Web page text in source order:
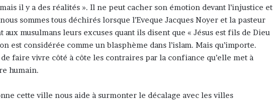
il y a des réalités ». Il ne peut cacher son émotion devant l’injustice et
sommes tous déchirés lorsque l’Eveque Jacques Noyer et la pasteur
musulmans leurs excuses quant ils disent que « Jésus est fils de Dieu
est considérée comme un blasphème dans l’islam. Mais qu’importe.
faire vivre côté à côte les contraires par la confiance qu’elle met à
humain.
cette ville nous aide à surmonter le décalage avec les villes